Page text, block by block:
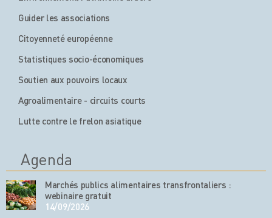
Guider les associations
Citoyenneté européenne
Statistiques socio-économiques
Soutien aux pouvoirs locaux
Agroalimentaire - circuits courts
Lutte contre le frelon asiatique
Agenda
Marchés publics alimentaires transfrontaliers :
webinaire gratuit
14/09/2026